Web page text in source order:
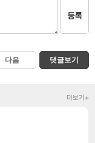
등록
다음 댓글보기
더보기+